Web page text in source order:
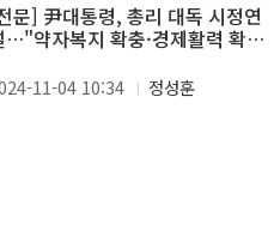
문] 尹대통령, 총리 대독 시정연
…"약자복지 확충·경제활력 확산
11-04 10:34 정성훈